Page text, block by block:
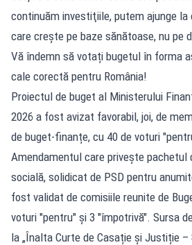
continuăm investiţiile, putem ajunge la
care creşte pe baze sănătoase, nu pe
Vă îndemn să votați bugetul în forma
cale corectă pentru România!
Proiectul de buget al Ministerului
2026 a fost avizat favorabil, joi, de
de buget-finanțe, cu 40 de voturi
Amendamentul care privește pachetul
socială, solidicat de PSD pentru
fost validat de comisiile reunite de
voturi "pentru" și 3 "împotrivă". Sursa
la „Înalta Curte de Casație și Justiție